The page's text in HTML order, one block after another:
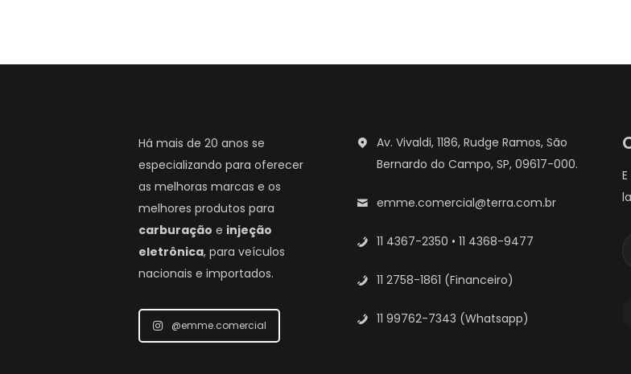
Há mais de 20 anos se
especializando para oferecer
as melhoras marcas e os
melhores produtos para
carburação e injeção
eletrônica, para veículos
nacionais e importados.
@emme.comercial
Av. Vivaldi, 1186, Rudge Ramos, São
Bernardo do Campo, SP, 09617-000.
emme.comercial@terra.com.br
11 4367-2350 • 11 4368-9477
11 2758-1861 (Financeiro)
11 99762-7343 (Whatsapp)